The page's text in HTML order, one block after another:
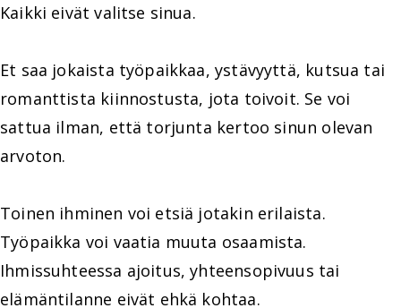
Kaikki eivät valitse sinua.
Et saa jokaista työpaikkaa, ystävyyttä, kutsua tai
romanttista kiinnostusta, jota toivoit. Se voi
sattua ilman, että torjunta kertoo sinun olevan
arvoton.
Toinen ihminen voi etsiä jotakin erilaista.
Työpaikka voi vaatia muuta osaamista.
Ihmissuhteessa ajoitus, yhteensopivuus tai
elämäntilanne eivät ehkä kohtaa.